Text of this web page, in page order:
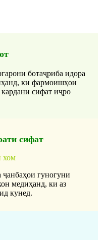
ботаҷриба идора
ки фармоишҳои
сифат иҷро
сифат
хом
гуногуни
медиҳанд, ки аз
кунед.